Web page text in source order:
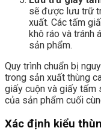
sẽ được lưu trữ
xuất. Các tấm
khô ráo và tránh
sản phẩm.
Quy trình chuẩn bị
trong sản xuất thùng
giấy cuộn và giấy tấm
của sản phẩm cuối
Xác định kiểu